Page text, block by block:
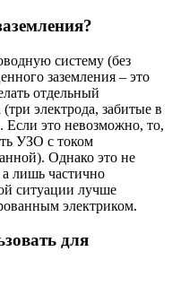
систему (без
заземления – это
отдельный
электрода, забитые в
это невозможно, то,
УЗО с током
Однако это не
а лишь частично
ситуации лучше
электриком.
для